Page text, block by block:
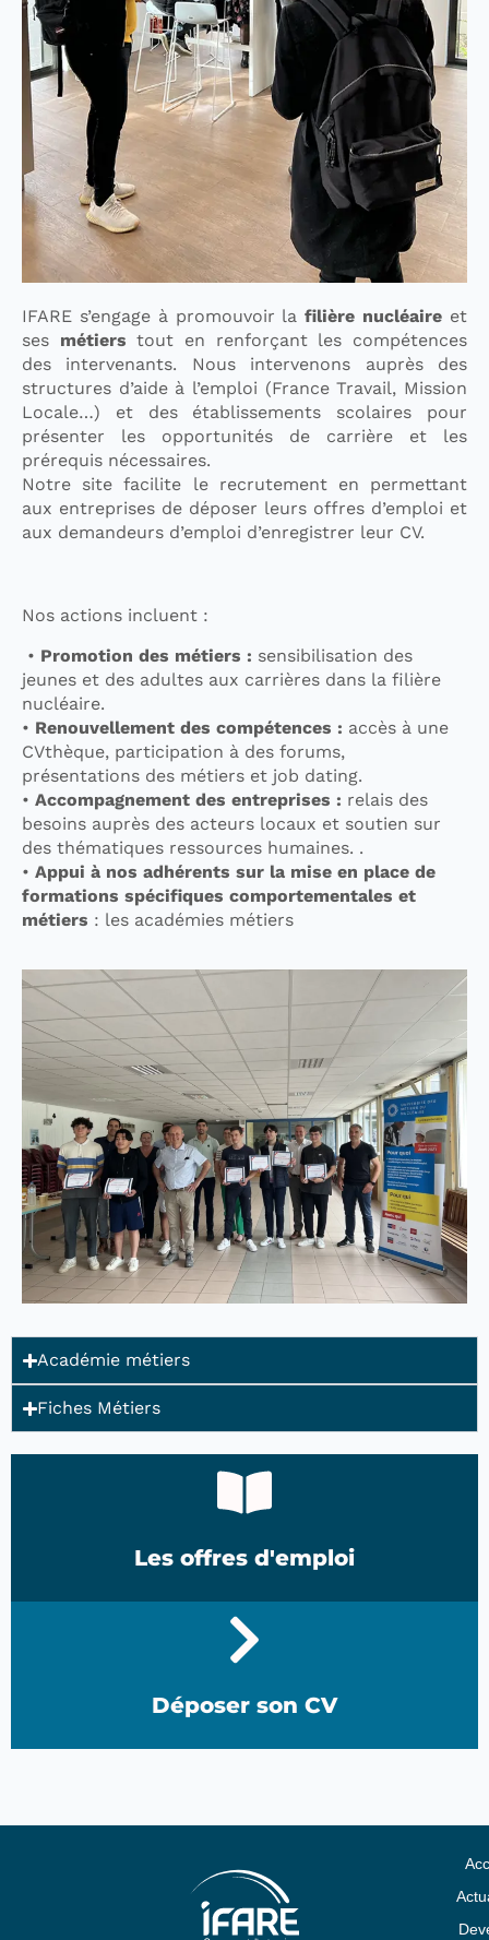
IFARE s’engage à promouvoir la filière nucléaire et
ses métiers tout en renforçant les compétences
des intervenants. Nous intervenons auprès des
structures d’aide à l’emploi (France Travail, Mission
Locale…) et des établissements scolaires pour
présenter les opportunités de carrière et les
prérequis nécessaires.
Notre site facilite le recrutement en permettant
aux entreprises de déposer leurs offres d’emploi et
aux demandeurs d’emploi d’enregistrer leur CV.
Nos actions incluent :
• Promotion des métiers : sensibilisation des
jeunes et des adultes aux carrières dans la filière
nucléaire.
• Renouvellement des compétences : accès à une
CVthèque, participation à des forums,
présentations des métiers et job dating.
• Accompagnement des entreprises : relais des
besoins auprès des acteurs locaux et soutien sur
des thématiques ressources humaines. .
• Appui à nos adhérents sur la mise en place de
formations spécifiques comportementales et
métiers : les académies métiers
Académie métiers
Fiches Métiers
Les offres d'emploi
Déposer son CV